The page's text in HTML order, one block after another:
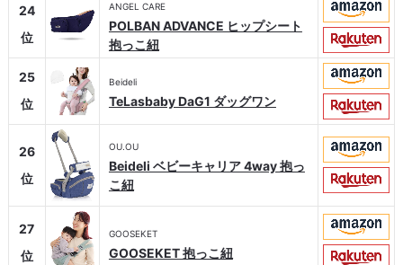
24
位
ANGEL CARE
POLBAN ADVANCE ヒップシート
抱っこ紐
25
位
Beideli
TeLasbaby DaG1 ダッグワン
26
位
OU.OU
Beideli ベビーキャリア 4way 抱っ
こ紐
27
位
GOOSEKET
GOOSEKET 抱っこ紐